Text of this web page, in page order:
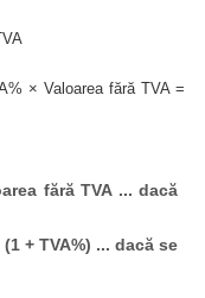
× Valoarea fără TVA =
fără TVA ... dacă
+ TVA%) ... dacă se